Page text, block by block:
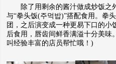
除了用剩余的酱汁做成炒饭之
与“拳头饭(주먹밥)”搭配食用。拳
团，之后演变成一种更易下口的小
后食用，唇齿间鲜香满溢十分美味
叫经验丰富的店员帮忙哦！)